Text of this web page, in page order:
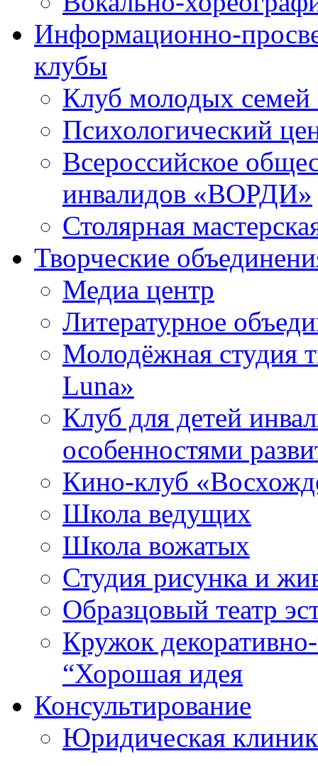
Информационно-
клубы
Клуб молодых
Психологический
Всероссийское
инвалидов «ВОРДИ»
Столярная
Творческие
Медиа центр
Литературное
Молодёжная студия
Luna»
Клуб для детей
особенностями
Кино-клуб
Школа ведущих
Школа вожатых
Студия рисунка и
Образцовый театр
Кружок
“Хорошая идея
Консультирование
Юридическая